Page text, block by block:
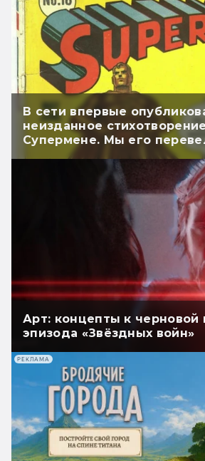
В сети впервые
неизданное
Супермене. Мы его
Арт: концепты к черновой
эпизода «Звёздных войн»
РЕКЛАМА